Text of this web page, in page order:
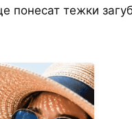
понесат тежки